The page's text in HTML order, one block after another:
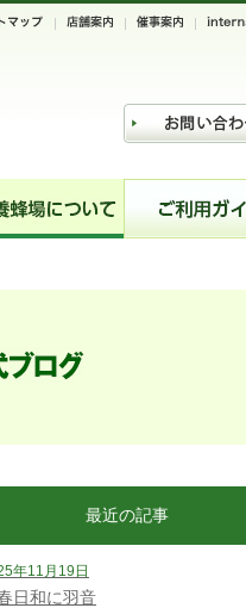
最近の記事
年11月19日
日和に羽音